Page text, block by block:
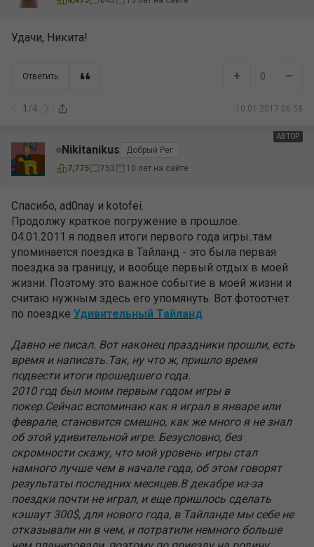
Удачи, Никита!
Ответить
1 /4 10.01.2017 06:58
+ 0 –
АВТОР
Nikitanikus
Добрый Рег
7,775
753 10 лет на сайте
Спасибо, ad0nay и kotofei.
Продолжу краткое погружение в прошлое.
04.01.2011 я подвел итоги первого года игры..там
упоминается поездка в Тайланд - это была первая
поездка за границу, и вообще первый отдых в моей
жизни. Поэтому это важное событие в моей жизни и
считаю нужным здесь его упомянуть. Вот фотоотчет
по поездке Удивительный Тайланд
Давно не писал. Вот наконец праздники прошли, есть
время и написать.Так, ну что ж, пришло время
подвести итоги прошедшего года.
2010 год был моим первым годом игры в
покер.Сейчас вспоминаю как я играл в январе или
феврале, становится смешно, как же много я не знал
об этой удивительной игре. Безусловно, без
скромности скажу, что мой уровень игры стал
намного лучше чем в начале года, об этом говорят
результаты последних месяцев.В декабре из-за
поездки почти не играл, и еще пришлось сделать
кэшаут 300$, для нового года, в Тайланде мы себе не
отказывали ни в чем, и потратили немного больше